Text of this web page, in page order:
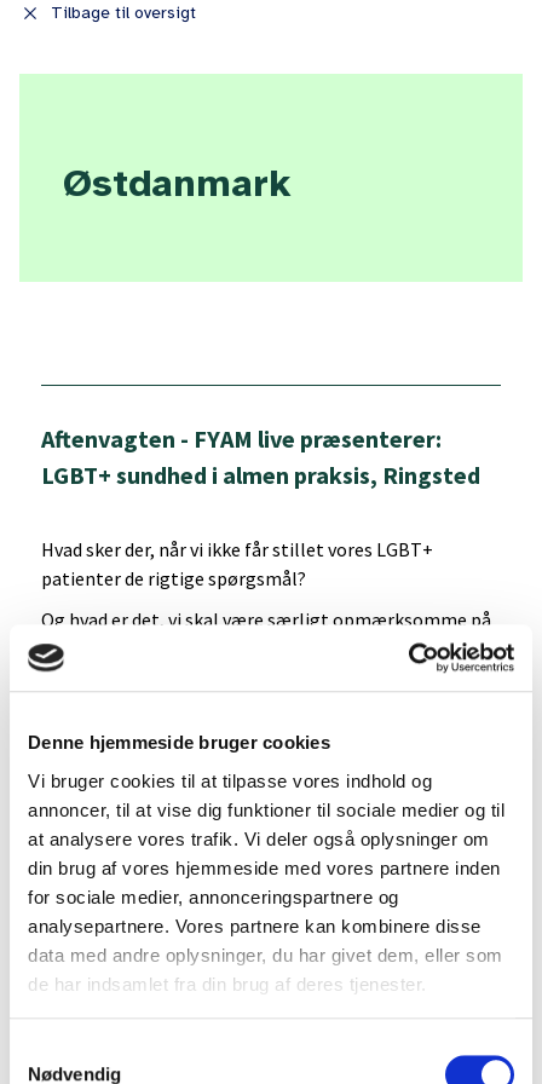
Denne hjemmeside bruger cookies
Vi bruger cookies til at tilpasse vores indhold og
annoncer, til at vise dig funktioner til sociale medier og til
at analysere vores trafik. Vi deler også oplysninger om
din brug af vores hjemmeside med vores partnere inden
for sociale medier, annonceringspartnere og
analysepartnere. Vores partnere kan kombinere disse
data med andre oplysninger, du har givet dem, eller som
de har indsamlet fra din brug af deres tjenester.
Nødvendig
close Tilbage til oversigt
Østdanmark
Aftenvagten - FYAM live præsenterer:
LGBT+ sundhed i almen praksis, Ringsted
Hvad sker der, når vi ikke får stillet vores LGBT+
patienter de rigtige spørgsmål?
Og hvad er det, vi skal være særligt opmærksomme på
både fagligt og relationelt?
Det sætter vi fokus på til næsteAftenvagten - FYAM
📍Kino Kultur, Tinggade 9, 4100 Ringsted
🗓Mandag den18. maj kl. 17.00–19.00
Vi skruer op for både det faglige og det uformelle: kom
med ind i den hyggelige biografsal med bløde sæder,
lækre salater/bowls, kolde drikke og en god kop kaffe,
patientgruppe.